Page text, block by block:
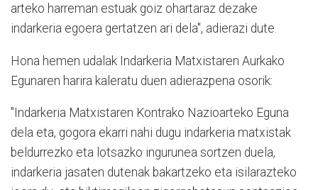
arteko harreman estuak goiz ohartaraz dezake
indarkeria egoera gertatzen ari dela", adierazi dute.
Hona hemen udalak Indarkeria Matxistaren Aurkako
Egunaren harira kaleratu duen adierazpena osorik:
"Indarkeria Matxistaren Kontrako Nazioarteko Eguna
dela eta, gogora ekarri nahi dugu indarkeria matxistak
beldurrezko eta lotsazko ingurunea sortzen duela,
indarkeria jasaten dutenak bakartzeko eta isilarazteko